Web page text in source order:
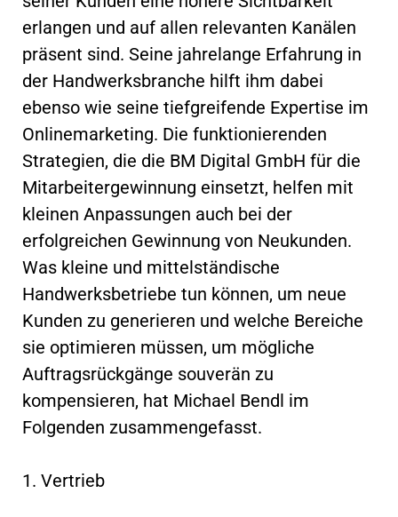
erlangen und auf allen relevanten Kanälen
präsent sind. Seine jahrelange Erfahrung in
der Handwerksbranche hilft ihm dabei
ebenso wie seine tiefgreifende Expertise im
Onlinemarketing. Die funktionierenden
Strategien, die die BM Digital GmbH für die
Mitarbeitergewinnung einsetzt, helfen mit
kleinen Anpassungen auch bei der
erfolgreichen Gewinnung von Neukunden.
Was kleine und mittelständische
Handwerksbetriebe tun können, um neue
Kunden zu generieren und welche Bereiche
sie optimieren müssen, um mögliche
Auftragsrückgänge souverän zu
kompensieren, hat Michael Bendl im
Folgenden zusammengefasst.
1. Vertrieb